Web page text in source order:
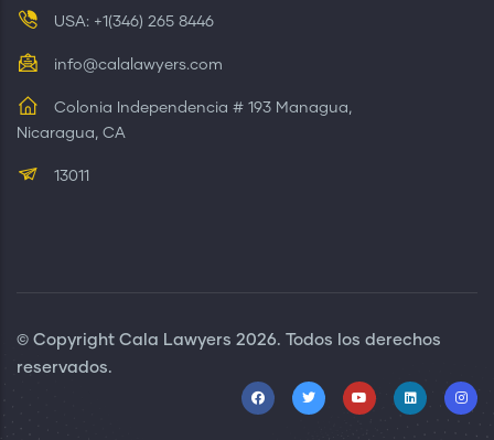
USA: +1(346) 265 8446
info@calalawyers.com
Colonia Independencia # 193 Managua,
Nicaragua, CA
13011
© Copyright Cala Lawyers 2026. Todos los derechos
reservados.